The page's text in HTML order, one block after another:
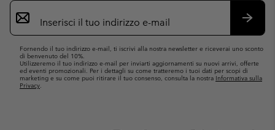
Iscrizione
e-
mail
Fornendo il tuo indirizzo e-mail, ti iscrivi alla nostra newsletter e riceverai uno sconto
di benvenuto del 10%.
Utilizzeremo il tuo indirizzo e-mail per inviarti aggiornamenti su nuovi arrivi, offerte
ed eventi promozionali. Per i dettagli su come tratteremo i tuoi dati per scopi di
marketing e su come puoi ritirare il tuo consenso, consulta la nostra Informativa sulla
Privacy.